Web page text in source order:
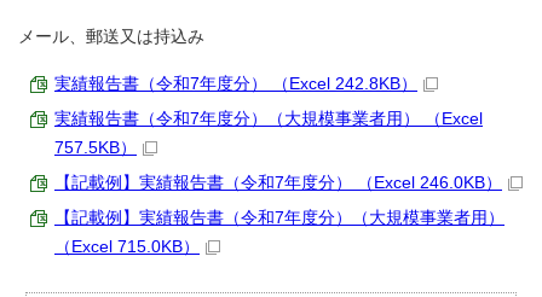
メール、郵送又は持込み
実績報告書（令和7年度分） （Excel 242.8KB）
実績報告書（令和7年度分）（大規模事業者用） （Excel
757.5KB）
【記載例】実績報告書（令和7年度分） （Excel 246.0KB）
【記載例】実績報告書（令和7年度分）（大規模事業者用）
（Excel 715.0KB）